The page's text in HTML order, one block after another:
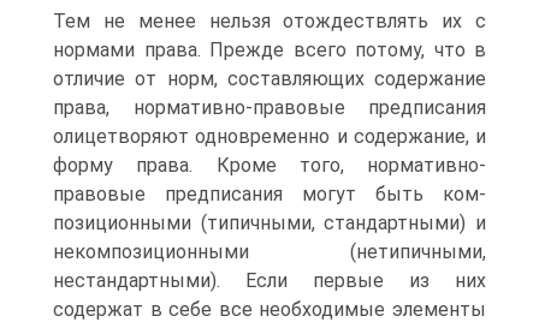
Тем не менее нельзя отождествлять их с
нормами права. Прежде всего потому, что в
отличие от норм, составляющих содержание
права, нормативно-правовые предпи­сания
олицетворяют одновременно и содержание, и
форму права. Кроме того, нормативно-
правовые предписания могут быть ком­
позиционными (типичными, стандартными) и
некомпозиционными (нетипичными,
нестандартными). Если первые из них
содержат в себе все необходимые элементы